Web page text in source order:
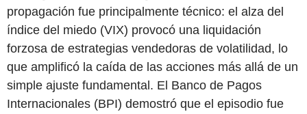
propagación fue principalmente técnico: el alza del
índice del miedo (VIX) provocó una liquidación
forzosa de estrategias vendedoras de volatilidad, lo
que amplificó la caída de las acciones más allá de un
simple ajuste fundamental. El Banco de Pagos
Internacionales (BPI) demostró que el episodio fue